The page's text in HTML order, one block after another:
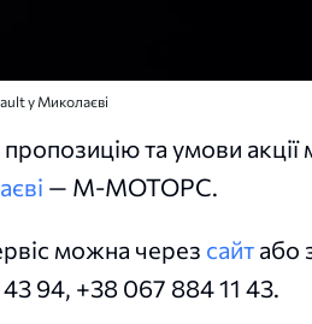
у Миколаєві
та умови акції
— М-МОТОРС.
можна через сайт або
94, +38 067 884 11 43.